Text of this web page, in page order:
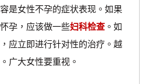
女性不孕的症状表现。如果
孕，应该做一些妇科检查。如
应立即进行针对性的治疗。越
广大女性要重视。